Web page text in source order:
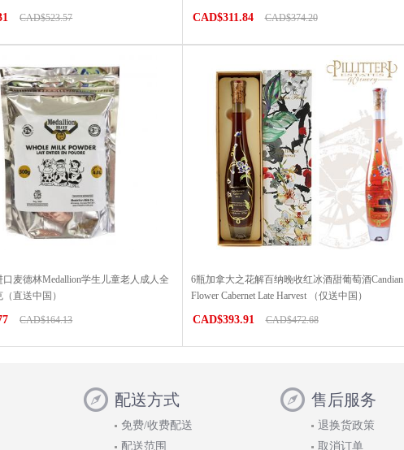
CAD$523.57 CAD$311.84 CAD$374.20
麦德林Medallion学生儿童老人成人全
直送中国）
CAD$164.13
6瓶加拿大之花解百纳晚收红冰酒甜葡萄酒Candian
Flower Cabernet Late Harvest （仅送中国）
CAD$393.91 CAD$472.68
配送方式
免费/收费配送
配送范围
售后服务
退换货政策
取消订单